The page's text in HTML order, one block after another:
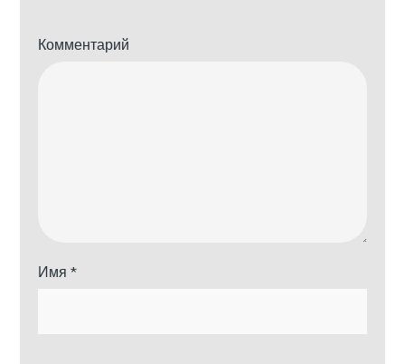
Комментарий
Имя*